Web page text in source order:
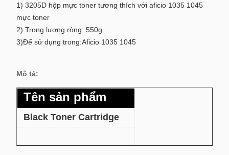
1) 3205D hộp mực toner tương thích với aficio 1035 1045
mực toner
2) Trọng lượng ròng: 550g
3)Để sử dụng trong:Aficio 1035 1045
Mô tả:
Tên sản phẩm
Black Toner Cartridge